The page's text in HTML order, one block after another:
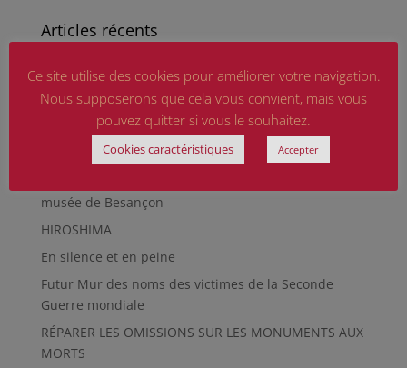
Articles récents
Hommage aux sapeurs-pompiers d’hier et
d’aujourd’hui
Qu’est-ce qu’était le Sentier des Passeurs, durant la
Seconde Guerre mondiale, à Moussey ?
musée de Besançon
HIROSHIMA
En silence et en peine
Futur Mur des noms des victimes de la Seconde
Guerre mondiale
RÉPARER LES OMISSIONS SUR LES MONUMENTS AUX
MORTS
Ce site utilise des cookies pour améliorer votre navigation.
Nous supposerons que cela vous convient, mais vous
pouvez quitter si vous le souhaitez.
Cookies caractéristiques Accepter